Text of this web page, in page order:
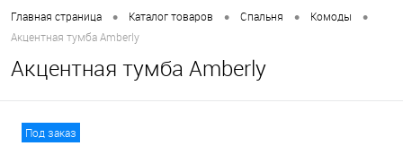
Главная страница • Каталог товаров • Спальня • Комоды •
Акцентная тумба Amberly
Акцентная тумба Amberly
Под заказ